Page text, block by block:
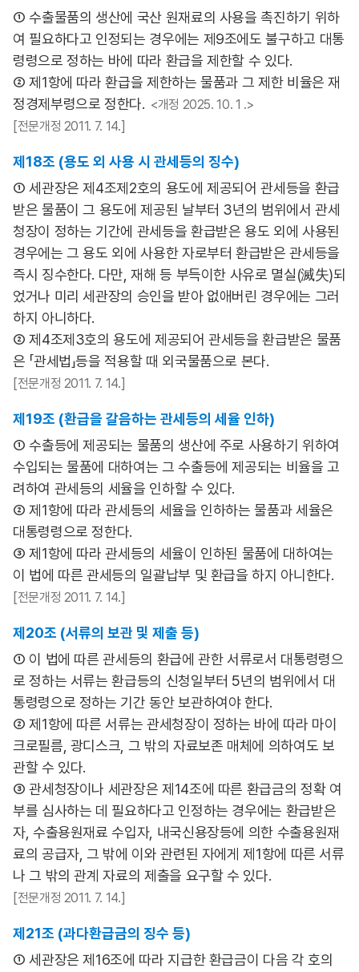
① 수출물품의 생산에 국산 원재료의 사용을 촉진하기 위하
여 필요하다고 인정되는 경우에는 제9조에도 불구하고 대통
령령으로 정하는 바에 따라 환급을 제한할 수 있다.
② 제1항에 따라 환급을 제한하는 물품과 그 제한 비율은 재
정경제부령으로 정한다. <개정 2025. 10. 1 .>
[전문개정 2011. 7. 14.]
제18조 (용도 외 사용 시 관세등의 징수)
① 세관장은 제4조제2호의 용도에 제공되어 관세등을 환급
받은 물품이 그 용도에 제공된 날부터 3년의 범위에서 관세
청장이 정하는 기간에 관세등을 환급받은 용도 외에 사용된
경우에는 그 용도 외에 사용한 자로부터 환급받은 관세등을
즉시 징수한다. 다만, 재해 등 부득이한 사유로 멸실(滅失)되
었거나 미리 세관장의 승인을 받아 없애버린 경우에는 그러
하지 아니하다.
② 제4조제3호의 용도에 제공되어 관세등을 환급받은 물품
은 「관세법」등을 적용할 때 외국물품으로 본다.
[전문개정 2011. 7. 14.]
제19조 (환급을 갈음하는 관세등의 세율 인하)
① 수출등에 제공되는 물품의 생산에 주로 사용하기 위하여
수입되는 물품에 대하여는 그 수출등에 제공되는 비율을 고
려하여 관세등의 세율을 인하할 수 있다.
② 제1항에 따라 관세등의 세율을 인하하는 물품과 세율은
대통령령으로 정한다.
③ 제1항에 따라 관세등의 세율이 인하된 물품에 대하여는
이 법에 따른 관세등의 일괄납부 및 환급을 하지 아니한다.
[전문개정 2011. 7. 14.]
제20조 (서류의 보관 및 제출 등)
① 이 법에 따른 관세등의 환급에 관한 서류로서 대통령령으
로 정하는 서류는 환급등의 신청일부터 5년의 범위에서 대
통령령으로 정하는 기간 동안 보관하여야 한다.
② 제1항에 따른 서류는 관세청장이 정하는 바에 따라 마이
크로필름, 광디스크, 그 밖의 자료보존 매체에 의하여도 보
관할 수 있다.
③ 관세청장이나 세관장은 제14조에 따른 환급금의 정확 여
부를 심사하는 데 필요하다고 인정하는 경우에는 환급받은
자, 수출용원재료 수입자, 내국신용장등에 의한 수출용원재
료의 공급자, 그 밖에 이와 관련된 자에게 제1항에 따른 서류
나 그 밖의 관계 자료의 제출을 요구할 수 있다.
[전문개정 2011. 7. 14.]
제21조 (과다환급금의 징수 등)
① 세관장은 제16조에 따라 지급한 환급금이 다음 각 호의